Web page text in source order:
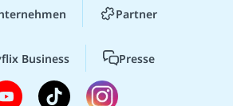
Partner
Business Presse